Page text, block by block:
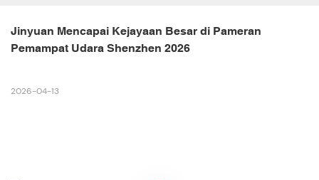
Jinyuan Mencapai Kejayaan Besar di Pameran
Pemampat Udara Shenzhen 2026
2026-04-13